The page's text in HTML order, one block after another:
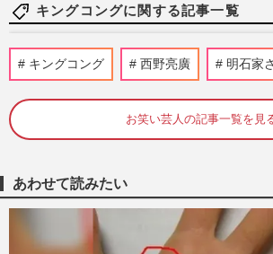
2016年、東証マザーズ上場企業『株式会
ス』の“デタラメ顧問”に就任。
キングコングに関する記事一覧
「ダウンタウンの真似し
ングコング西野亮廣を実
週刊女性PRIME
渚、辻希空と密着2ショ
指摘「自分だけ小顔加工
週刊女性PRIME
キングコング 西野亮廣 明石家
お笑い芸人の記事一覧を見
あわせて読みたい